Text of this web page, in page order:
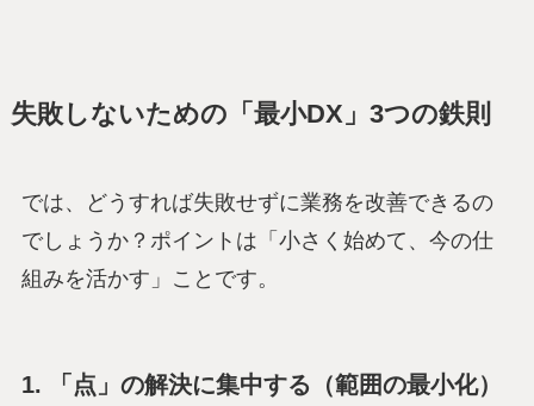
失敗しないための「最小DX」3つの鉄則
では、どうすれば失敗せずに業務を改善できるの
でしょうか？ポイントは「小さく始めて、今の仕
組みを活かす」ことです。
1. 「点」の解決に集中する（範囲の最小化）